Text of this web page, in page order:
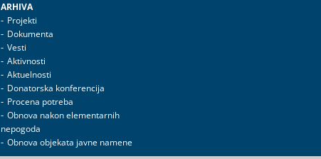
ARHIVA
Projekti
Dokumenta
Vesti
Aktivnosti
Aktuelnosti
Donatorska konferencija
Procena potreba
Obnova nakon elementarnih
nepogoda
Obnova objekata javne namene